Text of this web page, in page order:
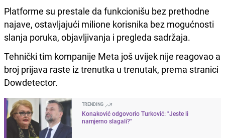
Platforme su prestale da funkcionišu bez prethodne
najave, ostavljajući milione korisnika bez mogućnosti
slanja poruka, objavljivanja i pregleda sadržaja.
Tehnički tim kompanije Meta još uvijek nije reagovao a
broj prijava raste iz trenutka u trenutak, prema stranici
Dowdetector.
TRENDING
Konaković odgovorio Turković: "Jeste li
namjerno slagali?"